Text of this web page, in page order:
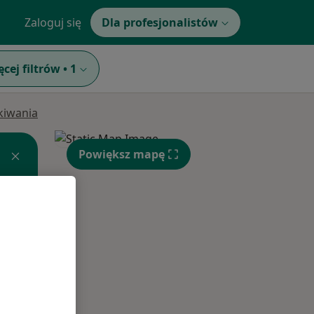
Zaloguj się Dla profesjonalistów
filtrów • 1
Powiększ mapę